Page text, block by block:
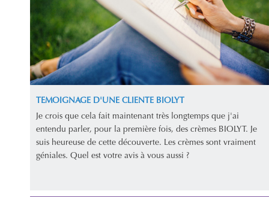
TEMOIGNAGE D'UNE CLIENTE BIOLYT
Je crois que cela fait maintenant très longtemps que j'ai
entendu parler, pour la première fois, des crèmes BIOLYT. Je
suis heureuse de cette découverte. Les crèmes sont vraiment
géniales. Quel est votre avis à vous aussi ?